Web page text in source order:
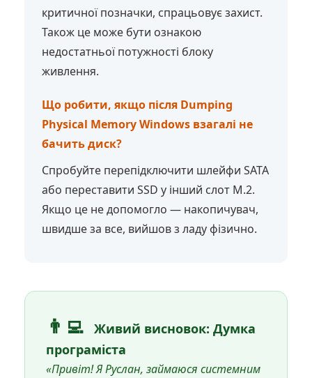
критичної позначки, спрацьовує захист.
Також це може бути ознакою
недостатньої потужності блоку
живлення.
Що робити, якщо після Dumping
Physical Memory Windows взагалі не
бачить диск?
Спробуйте перепідключити шлейфи SATA
або переставити SSD у інший слот M.2.
Якщо це не допомогло — накопичувач,
швидше за все, вийшов з ладу фізично.
👨‍💻
Живий висновок: Думка
програміста
«Привіт! Я Руслан, займаюся системним